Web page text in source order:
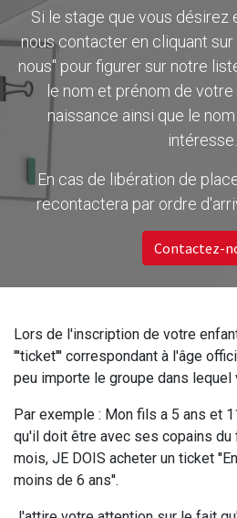
Si le stage que vous désirez
nous contacter en cliquant
nous" pour figurer sur notre
le nom et prénom de
naissance ainsi que le
intéresse.
En cas de libération de
recontactera par ordre
Contactez-
Lors de l'inscription de votre
'''ticket''' correspondant à l'âge
peu importe le groupe dans
Par exemple : Mon fils a 5 ans et
qu'il doit être avec ses copains du
mois, JE DOIS acheter un ticket
moins de 6 ans''.